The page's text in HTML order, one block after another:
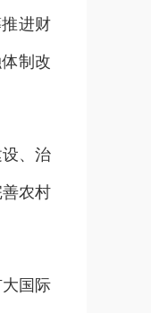
进财
制改
、治
农村
国际